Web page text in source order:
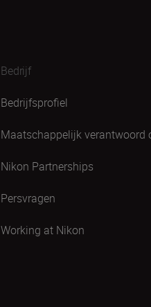
Bedrijf
Bedrijfsprofiel
Maatschappelijk verantwoord
Nikon Partnerships
Persvragen
Working at Nikon